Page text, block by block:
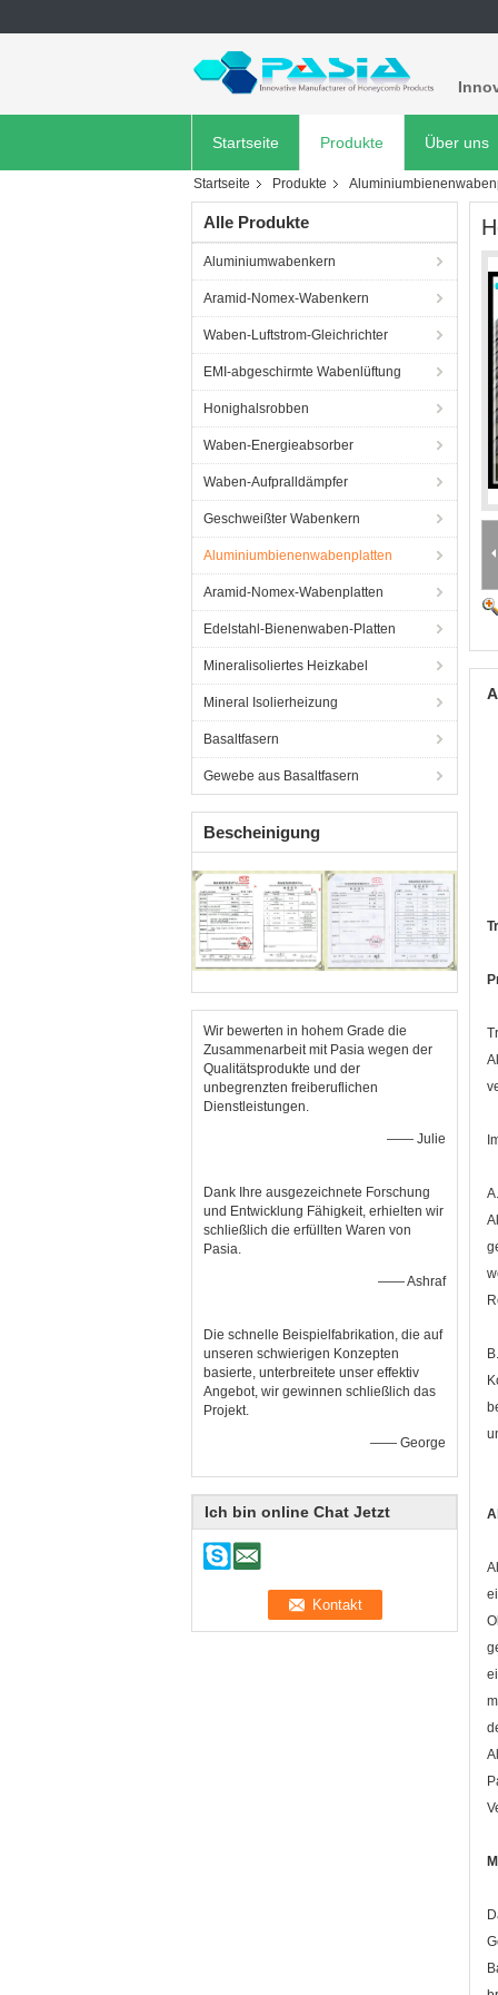
Startseite Produkte Über uns
Startseite Produkte
Alle Produkte
Aluminiumwabenkern
Aramid-Nomex-Wabenkern
Waben-Luftstrom-Gleichrichter
EMI-abgeschirmte Wabenlüftung
Honighalsrobben
Waben-Energieabsorber
Waben-Aufpralldämpfer
Geschweißter Wabenkern
Aluminiumbienenwabenplatten
Aramid-Nomex-Wabenplatten
Edelstahl-Bienenwaben-Platten
Mineralisoliertes Heizkabel
Mineral Isolierheizung
Basaltfasern
Gewebe aus Basaltfasern
Bescheinigung
Wir bewerten in hohem Grade die
Zusammenarbeit mit Pasia wegen der
Qualitätsprodukte und der
unbegrenzten freiberuflichen
Dienstleistungen.
—— Julie
Dank Ihre ausgezeichnete Forschung
und Entwicklung Fähigkeit, erhielten wir
schließlich die erfüllten Waren von
Pasia.
—— Ashraf
Die schnelle Beispielfabrikation, die auf
unseren schwierigen Konzepten
basierte, unterbreitete unser effektiv
Angebot, wir gewinnen schließlich das
Projekt.
—— George
Ich bin online Chat Jetzt